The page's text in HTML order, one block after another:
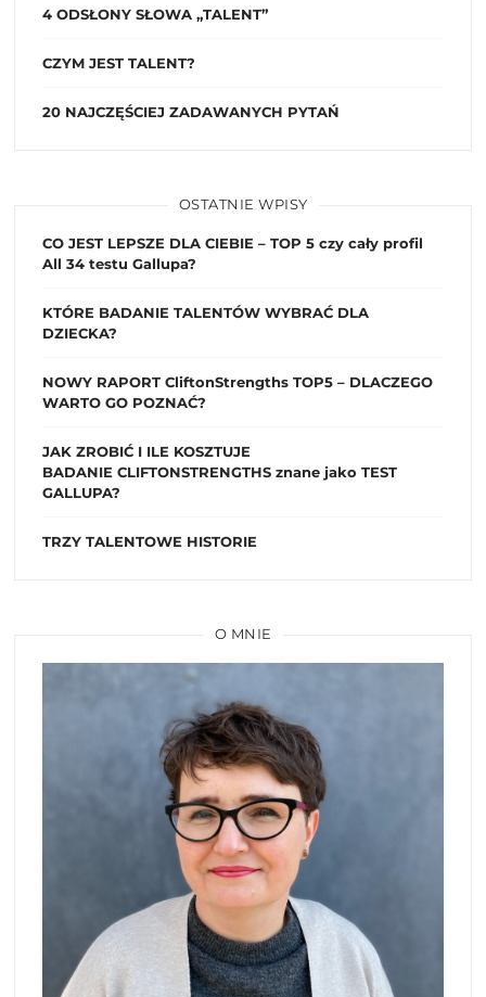
4 ODSŁONY SŁOWA „TALENT”
CZYM JEST TALENT?
20 NAJCZĘŚCIEJ ZADAWANYCH PYTAŃ
OSTATNIE WPISY
CO JEST LEPSZE DLA CIEBIE – TOP 5 czy cały profil
All 34 testu Gallupa?
KTÓRE BADANIE TALENTÓW WYBRAĆ DLA
DZIECKA?
NOWY RAPORT CliftonStrengths TOP5 – DLACZEGO
WARTO GO POZNAĆ?
JAK ZROBIĆ I ILE KOSZTUJE
BADANIE CLIFTONSTRENGTHS znane jako TEST
GALLUPA?
TRZY TALENTOWE HISTORIE
O MNIE